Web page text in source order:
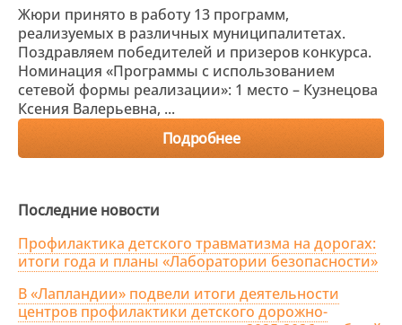
Жюри принято в работу 13 программ,
реализуемых в различных муниципалитетах.
Поздравляем победителей и призеров конкурса.
Номинация «Программы с использованием
сетевой формы реализации»: 1 место – Кузнецова
Ксения Валерьевна, ...
Подробнее
Последние новости
Профилактика детского травматизма на дорогах:
итоги года и планы «Лаборатории безопасности»
В «Лапландии» подвели итоги деятельности
центров профилактики детского дорожно-